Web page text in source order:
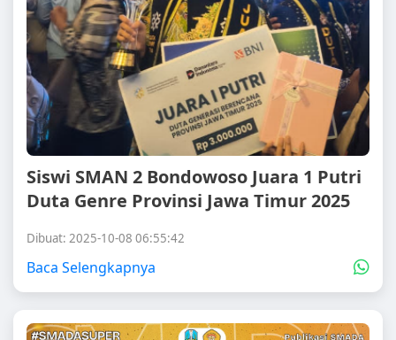
Siswi SMAN 2 Bondowoso Juara 1 Putri
Duta Genre Provinsi Jawa Timur 2025
Dibuat: 2025-10-08 06:55:42
Baca Selengkapnya